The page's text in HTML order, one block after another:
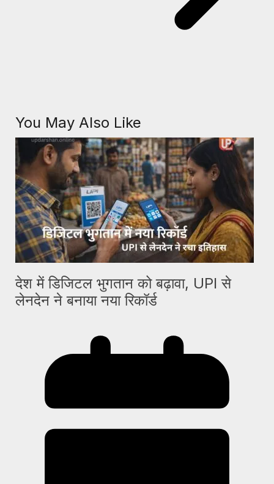
You May Also Like
देश में डिजिटल भुगतान को बढ़ावा, UPI से
लेनदेन ने बनाया नया रिकॉर्ड